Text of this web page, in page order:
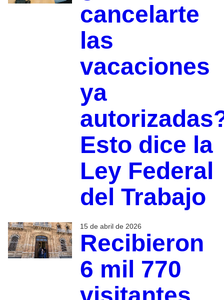
cancelarte
las
vacaciones
ya
Esto dice la
Ley Federal
del Trabajo
15 de abril de 2026
Recibieron
6 mil 770